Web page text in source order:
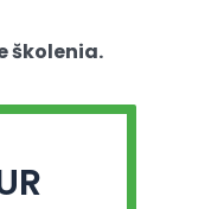
školenia.